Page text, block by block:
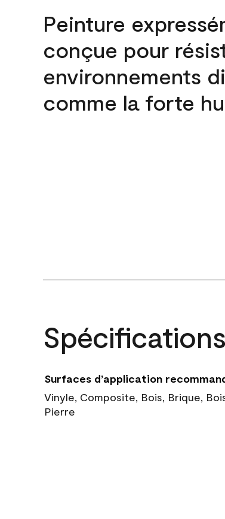
Peinture
conçue pour
environnements
comme la forte
Spécifications
Surfaces d’application
Vinyle, Composite, Bois, Brique,
Pierre